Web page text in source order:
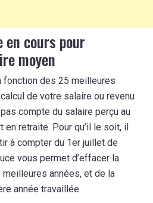
en cours pour
moyen
fonction des 25 meilleures
de votre salaire ou revenu
compte du salaire perçu au
en retraite. Pour qu’il le soit, il
à compter du 1er juillet de
vous permet d’effacer la
années, et de la
année travaillée.